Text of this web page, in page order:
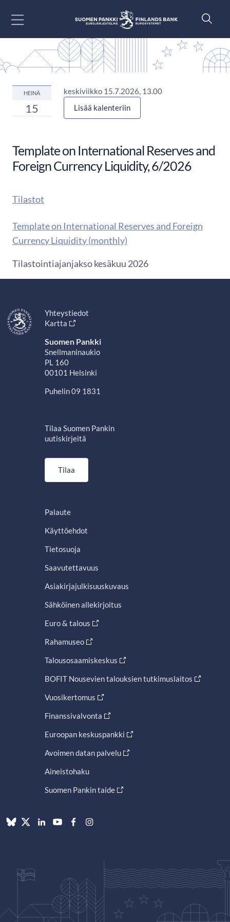
HEINÄ
15
keskiviikko 15.7.2026, 13.00
Lisää kalenteriin
Template on International Reserves and
Foreign Currency Liquidity, 6/2026
Tilastot
Template on International Reserves and Foreign
Currency Liquidity (monthly)
Tilastointiajanjakso kesäkuu 2026
Yhteystiedot
Kartta
Suomen Pankki
Snellmaninaukio
PL 160
00101 Helsinki
Puhelin 09 1831
Tilaa Suomen Pankin
uutiskirjeitä
Tilaa
Palaute
Käyttöehdot
Tietosuoja
Saavutettavuus
Asiakirjajulkisuuskuvaus
Sähköinen allekirjoitus
Euro & talous
Rahamuseo
Talousosaamiskeskus
BOFIT Nousevien talouksien tutkimuslaitos
Vuosikertomus
Finanssivalvonta
Euroopan keskuspankki
Avoimen datan palvelu
Aineistohaku
Suomen Pankin taide